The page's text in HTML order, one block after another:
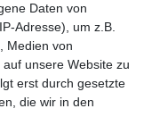
Daten von
Adresse), um z.B.
Medien von
unsere Website zu
erst durch gesetzte
die wir in den